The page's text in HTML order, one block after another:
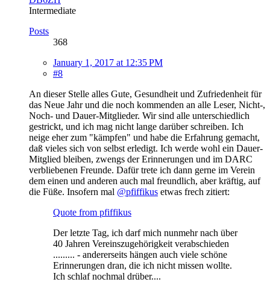
Intermediate
Posts
368
January 1, 2017 at 12:35 PM
#8
An dieser Stelle alles Gute, Gesundheit und Zufriedenheit für
das Neue Jahr und die noch kommenden an alle Leser, Nicht-,
Noch- und Dauer-Mitglieder. Wir sind alle unterschiedlich
gestrickt, und ich mag nicht lange darüber schreiben. Ich
neige eher zum "kämpfen" und habe die Erfahrung gemacht,
daß vieles sich von selbst erledigt. Ich werde wohl ein Dauer-
Mitglied bleiben, zwengs der Erinnerungen und im DARC
verbliebenen Freunde. Dafür trete ich dann gerne im Verein
dem einen und anderen auch mal freundlich, aber kräftig, auf
die Füße. Insofern mal @pfiffikus etwas frech zitiert:
Quote from pfiffikus
Der letzte Tag, ich darf mich nunmehr nach über
40 Jahren Vereinszugehörigkeit verabschieden
......... - andererseits hängen auch viele schöne
Erinnerungen dran, die ich nicht missen wollte.
Ich schlaf nochmal drüber....